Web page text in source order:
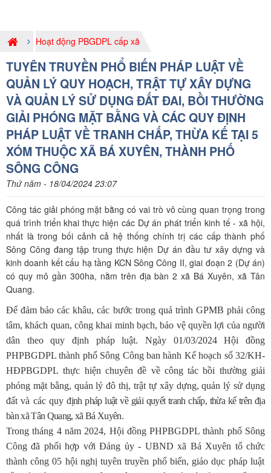
Hoạt động PBGDPL cấp xã
TUYÊN TRUYỀN PHỔ BIẾN PHÁP LUẬT VỀ
QUẢN LÝ QUY HOẠCH, TRẬT TỰ XÂY DỰNG
VÀ QUẢN LÝ SỬ DỤNG ĐẤT ĐAI, BỒI THƯỜNG
GIẢI PHÓNG MẶT BẰNG VÀ CÁC QUY ĐỊNH
PHÁP LUẬT VỀ TRANH CHẤP, THỪA KẾ TẠI 5
XÓM THUỘC XÃ BÁ XUYÊN, THÀNH PHỐ
SÔNG CÔNG
Thứ năm - 18/04/2024 23:07
Công tác giải phóng mặt bằng có vai trò vô cùng quan trọng trong
quá trình triển khai thực hiện các Dự án phát triển kinh tế - xã hội,
nhất là trong bối cảnh cả hệ thống chính trị các cấp thành phố
Sông Công đang tập trung thực hiện Dự án đầu tư xây dựng và
kinh doanh kết cấu hạ tầng KCN Sông Công II, giai đoạn 2 (Dự án)
có quy mô gần 300ha, nằm trên địa bàn 2 xã Bá Xuyên, xã Tân
Quang.
Để đảm bảo các khâu, các bước trong quá trình GPMB phải công
tâm, khách quan, công khai minh bạch, bảo vệ quyền lợi của người
dân theo quy định pháp luật. Ngày 01/03/2024
Hội đồng
PHPBGDPL thành phố Sông Công ban hành Kế hoạch số32/KH-
HĐPBGDPL thực hiện chuyên đề về công tác bồi thường giải
phóng mặt bằng, quản lý đô thị, trật tự xây dựng, quản lý sử dụng
đất và các quyđịnh pháp luật về giải quyết tranh chấp, thừa kế trên địa
bàn xã Tân Quang, xã Bá Xuyên.
Trong tháng 4 năm 2024, Hội đồng PHPBGDPL thành phố Sông
Côngđã phối hợp với Đảng ủy - UBND xã Bá Xuyên tổ chức
thành công 05 hội nghị tuyên truyền phổ biến, giáo dục pháp luật